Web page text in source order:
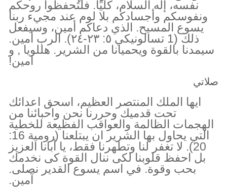
نفسه، إله السلام، كليًا. فلتُحفظوا روحكم
ونفوسكم وأجسادكم بلا لوم عند مجيء ربنا
يسوع المسيح. الذي دعاكم أمين، وسيفعل
ذلك (1 تسالونيكي ٥: ٢٣-٢٤). الرب أمين.
سيمدنا بالقوة ويحميانا من الشرير. هللويا , و
امين!
صلاتي
ايها الملك المنتصر العظيم، اسحق اعدائك
تحت قدميك وحررنا نحن واحبائنا من
الهجمات الظالمة والعواقب الفظيعة للخطية
التي يحاول بها الشرير ان يبتلعنا (رومية 16:
20). لا تغفر لنا وتطهرنا فقط، يا أبانا العزيز
بل احفظ قلوبنا لكى ننال القوة كى نخدمك
بحب وقوة. في اسم يسوع القدير نصلى.
آمين.